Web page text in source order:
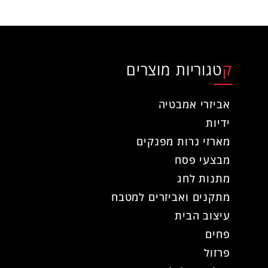
קטגוריות מוצרים
אביזרי אמבטיה
ידיות
מארזי נרות מפנקים
מבצעי פסח
מתנות לחג
מתקנים ואביזרים למטבח
עיצוב הבית
פחים
פרזול